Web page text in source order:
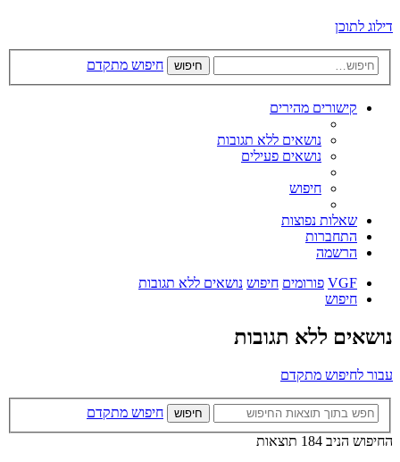
דילוג לתוכן
חיפוש חיפוש מתקדם
קישורים מהירים
נושאים ללא תגובות
נושאים פעילים
חיפוש
שאלות נפוצות
התחברות
הרשמה
VGF פורומים חיפוש נושאים ללא תגובות
חיפוש
נושאים ללא תגובות
עבור לחיפוש מתקדם
חיפוש
חיפוש מתקדם
החיפוש הניב 184 תוצאות